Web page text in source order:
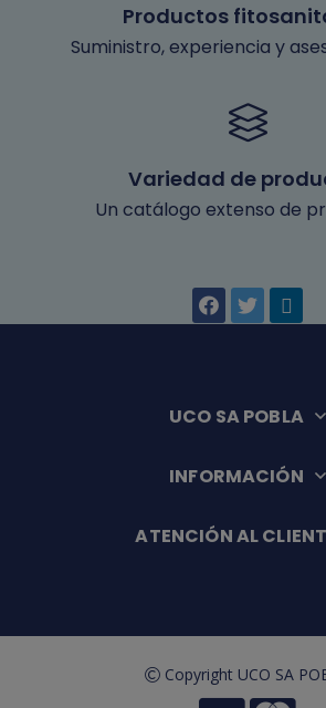
Productos
Suministro, experiencia y
Variedad de
Un catálogo extenso de
UCO SA POBLA
INFORMACIÓN
ATENCIÓN AL
Copyright UCO SA